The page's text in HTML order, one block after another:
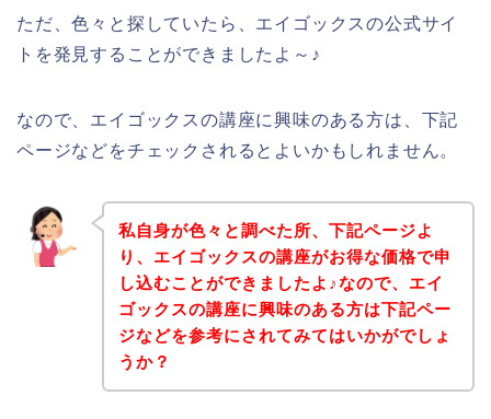
ただ、色々と探していたら、エイゴックスの公式サイ
トを発見することができましたよ～♪
なので、エイゴックスの講座に興味のある方は、下記
ページなどをチェックされるとよいかもしれません。
私自身が色々と調べた所、下記ページよ
り、エイゴックスの講座がお得な価格で申
し込むことができましたよ♪なので、エイ
ゴックスの講座に興味のある方は下記ペー
ジなどを参考にされてみてはいかがでしょ
うか？